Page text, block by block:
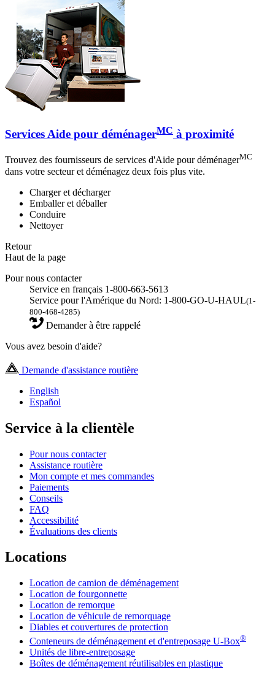
Services Aide pour déménagerMC à proximité
Trouvez des fournisseurs de services d'Aide pour déménagerMC
dans votre secteur et déménagez deux fois plus vite.
Charger et décharger
Emballer et déballer
Conduire
Nettoyer
Retour
Haut de la page
Pour nous contacter
Service en français 1-800-663-5613
Service pour l'Amérique du Nord: 1-800-GO-U-HAUL(1-
800-468-4285)
Demander à être rappelé
Vous avez besoin d'aide?
Demande d'assistance routière
English
Español
Service à la clientèle
Pour nous contacter
Assistance routière
Mon compte et mes commandes
Paiements
Conseils
FAQ
Accessibilité
Évaluations des clients
Locations
Location de camion de déménagement
Location de fourgonnette
Location de remorque
Location de véhicule de remorquage
Diables et couvertures de protection
Conteneurs de déménagement et d'entreposage U-Box®
Unités de libre-entreposage
Boîtes de déménagement réutilisables en plastique